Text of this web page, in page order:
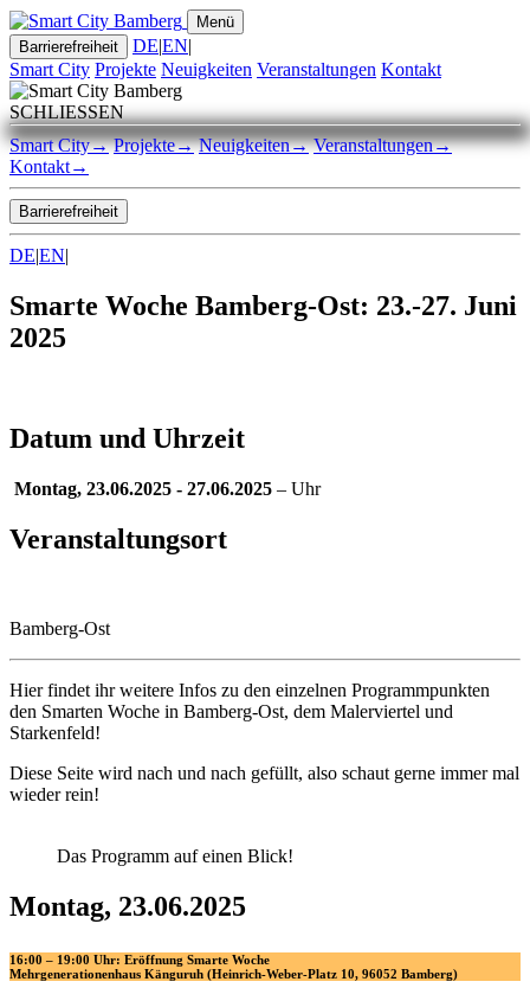
Menü
Barrierefreiheit
DE|EN|
Smart City Projekte Neuigkeiten Veranstaltungen Kontakt
SCHLIESSEN
Smart City→ Projekte→ Neuigkeiten→ Veranstaltungen→
Kontakt→
Barrierefreiheit
DE|EN|
Smarte Woche Bamberg-Ost: 23.-27. Juni
2025
Datum und Uhrzeit
Montag, 23.06.2025 - 27.06.2025 – Uhr
Veranstaltungsort
Bamberg-Ost
Hier findet ihr weitere Infos zu den einzelnen Programmpunkten
den Smarten Woche in Bamberg-Ost, dem Malerviertel und
Starkenfeld!
Diese Seite wird nach und nach gefüllt, also schaut gerne immer mal
wieder rein!
Das Programm auf einen Blick!
Montag, 23.06.2025
16:00 – 19:00 Uhr: Eröffnung Smarte Woche
Mehrgenerationenhaus Känguruh (Heinrich-Weber-Platz 10, 96052 Bamberg)